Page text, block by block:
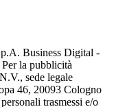
Business Digital -
la pubblicità
sede legale
46, 20093 Cologno
trasmessi e/o